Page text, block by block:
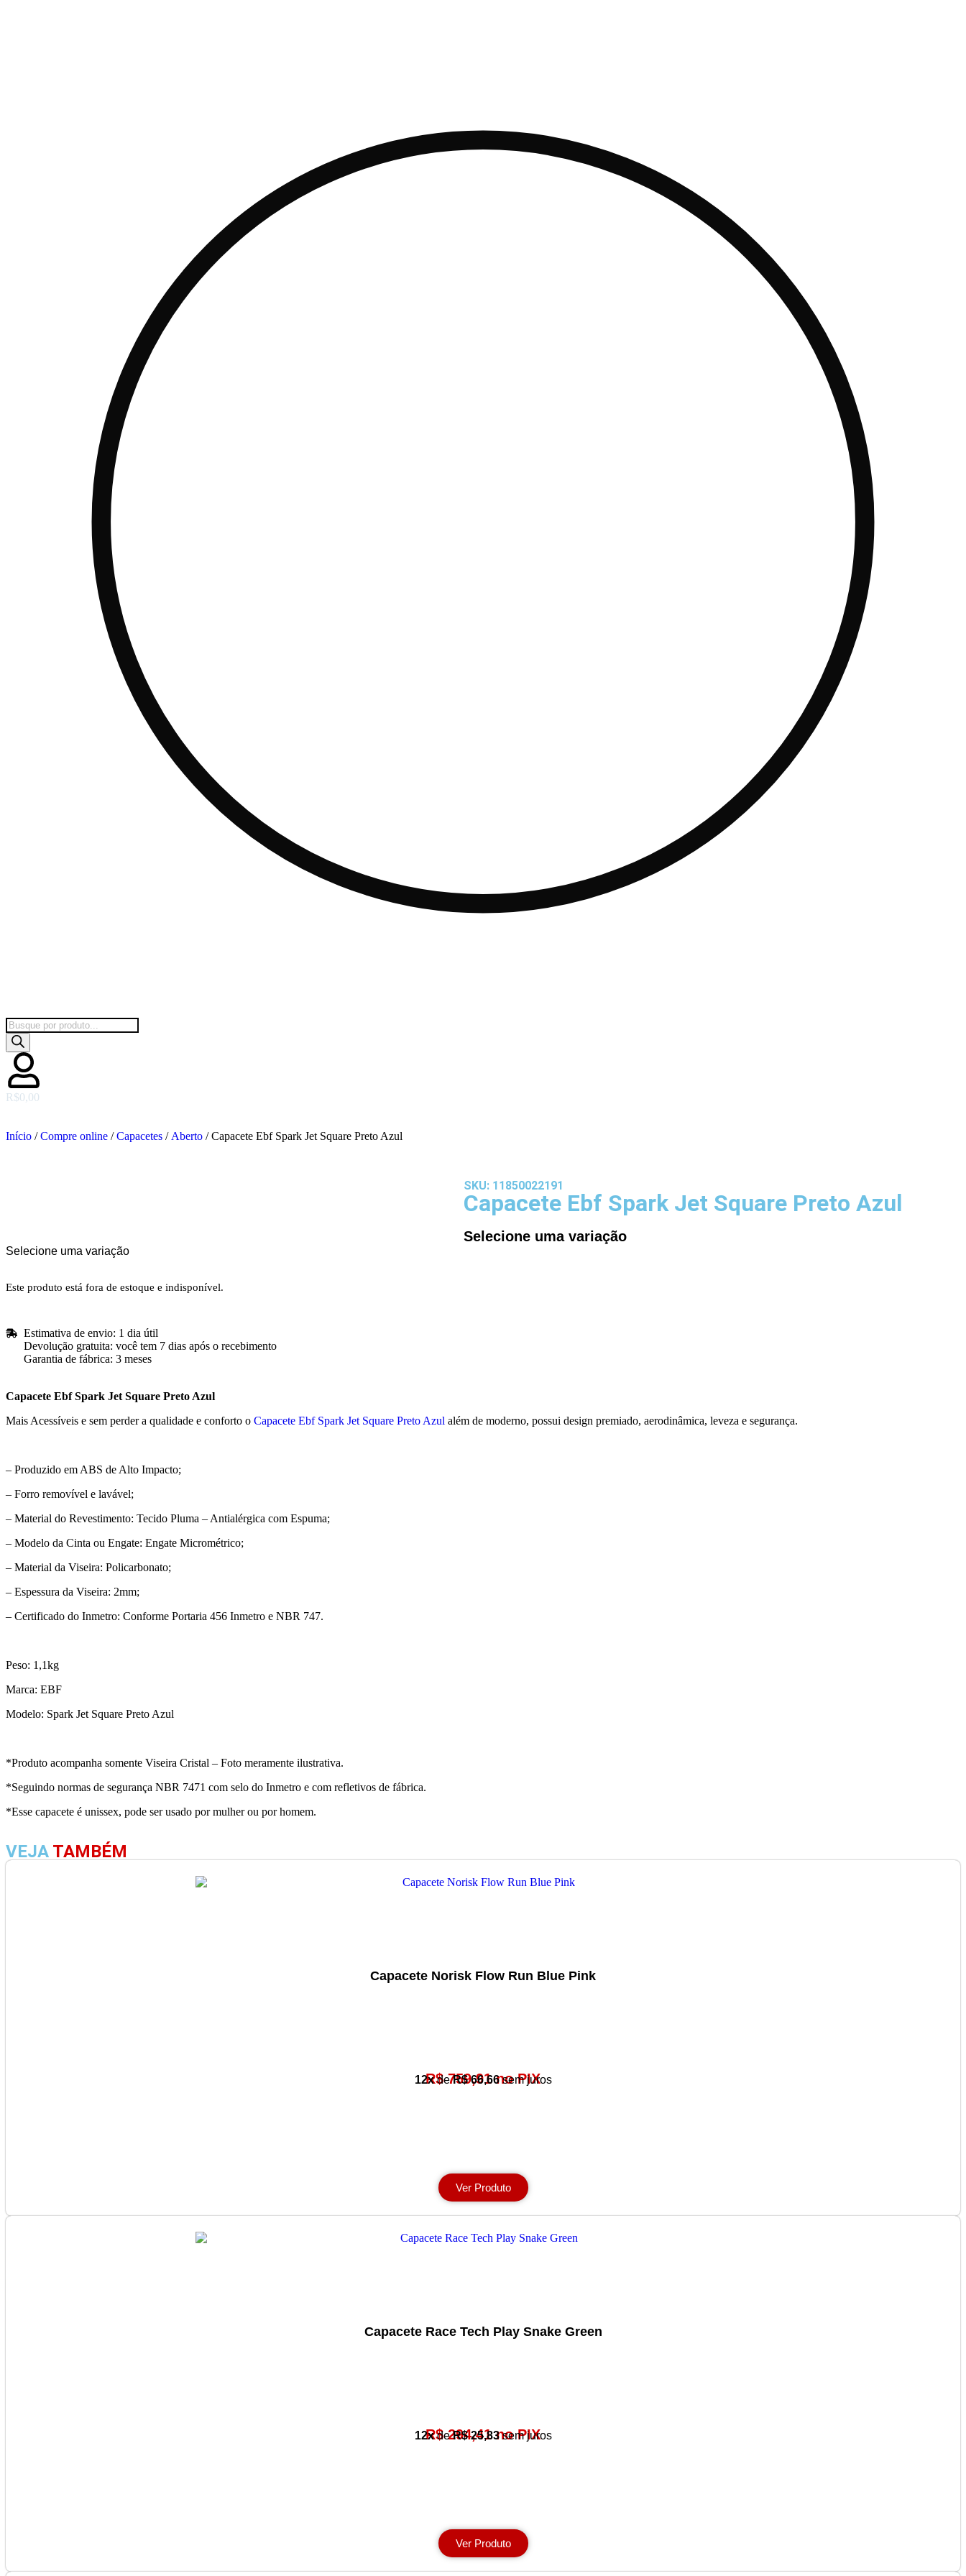
R$0,00
Início /Compre online /Capacetes / Aberto / Capacete Ebf Spark Jet Square Preto Azul
SKU: 11850022191
Capacete Ebf Spark Jet Square Preto Azul
Selecione uma variação
Selecione uma variação
Este produto está fora de estoque e indisponível.
Estimativa de envio: 1 dia útil
Devolução gratuita: você tem 7 dias após o recebimento
Garantia de fábrica: 3 meses
Capacete Ebf Spark Jet Square Preto Azul
Mais Acessíveis e sem perder a qualidade e conforto o Capacete Ebf Spark Jet Square Preto Azul além de moderno, possui design premiado, aerodinâmica, leveza e segurança.
– Produzido em ABS de Alto Impacto;
– Forro removível e lavável;
– Material do Revestimento: Tecido Pluma – Antialérgica com Espuma;
– Modelo da Cinta ou Engate: Engate Micrométrico;
– Material da Viseira: Policarbonato;
– Espessura da Viseira: 2mm;
– Certificado do Inmetro: Conforme Portaria 456 Inmetro e NBR 747.
Peso: 1,1kg
Marca: EBF
Modelo: Spark Jet Square Preto Azul
*Produto acompanha somente Viseira Cristal – Foto meramente ilustrativa.
*Seguindo normas de segurança NBR 7471 com selo do Inmetro e com refletivos de fábrica.
*Esse capacete é unissex, pode ser usado por mulher ou por homem.
VEJA TAMBÉM
Capacete Norisk Flow Run Blue Pink
R$ 759,91 no PIX
12xdeR$ 66,66sem juros
Ver Produto
Capacete Race Tech Play Snake Green
R$ 294,41 no PIX
12xdeR$ 25,83sem juros
Ver Produto